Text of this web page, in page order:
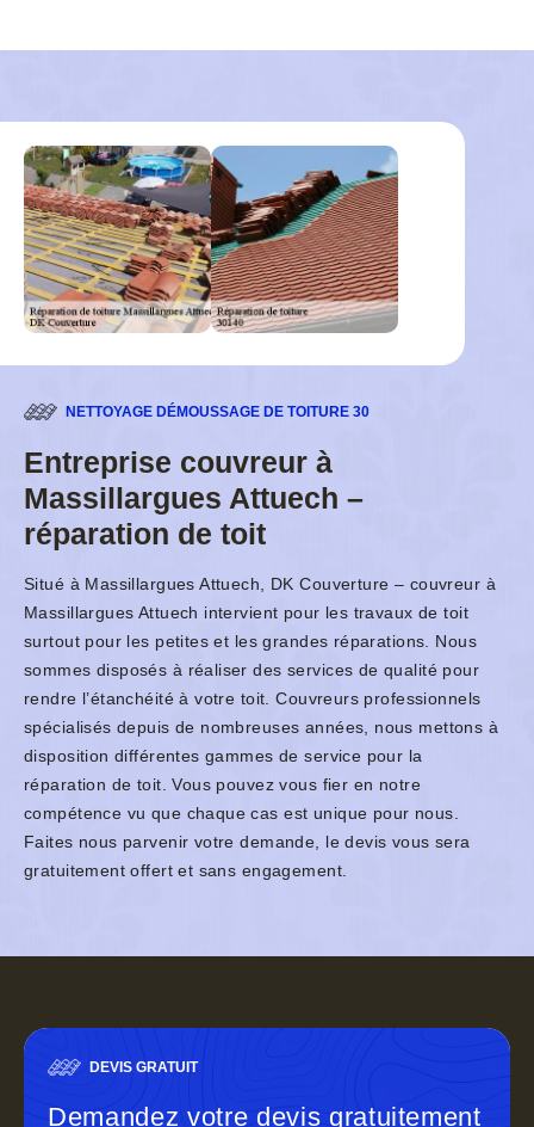
NETTOYAGE DÉMOUSSAGE DE TOITURE 30
Entreprise couvreur à
Massillargues Attuech –
réparation de toit
Situé à Massillargues Attuech, DK Couverture – couvreur à
Massillargues Attuech intervient pour les travaux de toit
surtout pour les petites et les grandes réparations. Nous
sommes disposés à réaliser des services de qualité pour
rendre l’étanchéité à votre toit. Couvreurs professionnels
spécialisés depuis de nombreuses années, nous mettons à
disposition différentes gammes de service pour la
réparation de toit. Vous pouvez vous fier en notre
compétence vu que chaque cas est unique pour nous.
Faites nous parvenir votre demande, le devis vous sera
gratuitement offert et sans engagement.
DEVIS GRATUIT
Demandez votre devis gratuitement